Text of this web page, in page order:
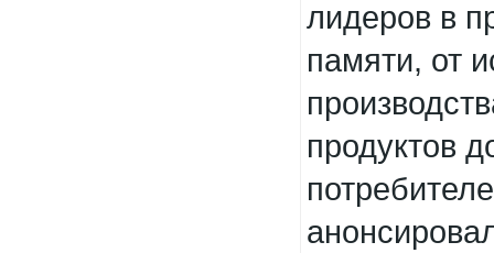
лидеров в
памяти, от
продуктов